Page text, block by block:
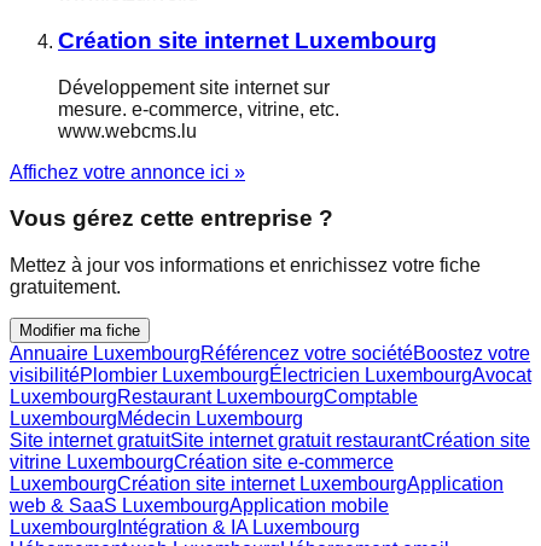
Création site internet Luxembourg
Développement site internet sur
mesure. e-commerce, vitrine, etc.
www.webcms.lu
Affichez votre annonce ici »
Vous gérez cette entreprise ?
Mettez à jour vos informations et enrichissez votre fiche
gratuitement.
Modifier ma fiche
Annuaire LuxembourgRéférencez votre sociétéBoostez votre
visibilitéPlombier LuxembourgÉlectricien LuxembourgAvocat
LuxembourgRestaurant LuxembourgComptable
LuxembourgMédecin Luxembourg
Site internet gratuitSite internet gratuit restaurantCréation site
vitrine LuxembourgCréation site e-commerce
LuxembourgCréation site internet LuxembourgApplication
web & SaaS LuxembourgApplication mobile
Luxembourg Intégration & IA Luxembourg